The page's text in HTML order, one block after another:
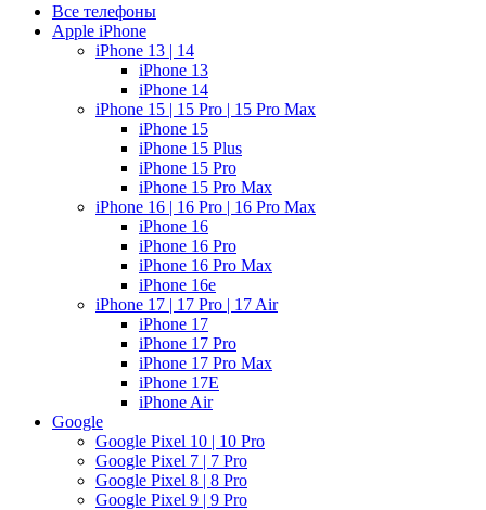
Все телефоны
Apple iPhone
iPhone 13 | 14
iPhone 13
iPhone 14
iPhone 15 | 15 Pro | 15 Pro Max
iPhone 15
iPhone 15 Plus
iPhone 15 Pro
iPhone 15 Pro Max
iPhone 16 | 16 Pro | 16 Pro Max
iPhone 16
iPhone 16 Pro
iPhone 16 Pro Max
iPhone 16e
iPhone 17 | 17 Pro | 17 Air
iPhone 17
iPhone 17 Pro
iPhone 17 Pro Max
iPhone 17E
iPhone Air
Google
Google Pixel 10 | 10 Pro
Google Pixel 7 | 7 Pro
Google Pixel 8 | 8 Pro
Google Pixel 9 | 9 Pro